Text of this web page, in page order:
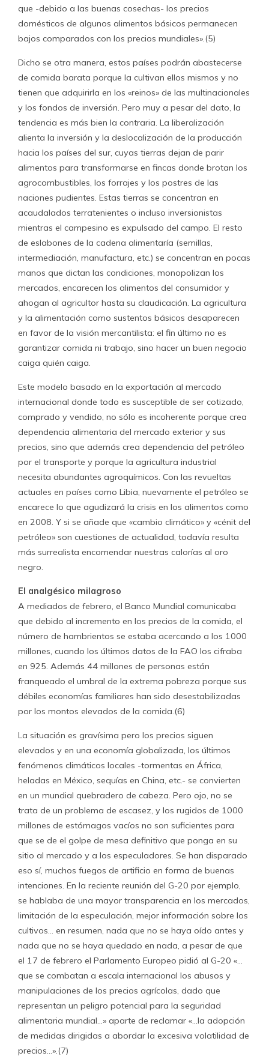
que -debido a las buenas cosechas- los precios
domésticos de algunos alimentos básicos permanecen
bajos comparados con los precios mundiales».(5)
Dicho se otra manera, estos países podrán abastecerse
de comida barata porque la cultivan ellos mismos y no
tienen que adquirirla en los «reinos» de las multinacionales
y los fondos de inversión. Pero muy a pesar del dato, la
tendencia es más bien la contraria. La liberalización
alienta la inversión y la deslocalización de la producción
hacia los países del sur, cuyas tierras dejan de parir
alimentos para transformarse en fincas donde brotan los
agrocombustibles, los forrajes y los postres de las
naciones pudientes. Estas tierras se concentran en
acaudalados terratenientes o incluso inversionistas
mientras el campesino es expulsado del campo. El resto
de eslabones de la cadena alimentaría (semillas,
intermediación, manufactura, etc.) se concentran en pocas
manos que dictan las condiciones, monopolizan los
mercados, encarecen los alimentos del consumidor y
ahogan al agricultor hasta su claudicación. La agricultura
y la alimentación como sustentos básicos desaparecen
en favor de la visión mercantilista: el fin último no es
garantizar comida ni trabajo, sino hacer un buen negocio
caiga quién caiga.
Este modelo basado en la exportación al mercado
internacional donde todo es susceptible de ser cotizado,
comprado y vendido, no sólo es incoherente porque crea
dependencia alimentaria del mercado exterior y sus
precios, sino que además crea dependencia del petróleo
por el transporte y porque la agricultura industrial
necesita abundantes agroquímicos. Con las revueltas
actuales en países como Libia, nuevamente el petróleo se
encarece lo que agudizará la crisis en los alimentos como
en 2008. Y si se añade que «cambio climático» y «cénit del
petróleo» son cuestiones de actualidad, todavía resulta
más surrealista encomendar nuestras calorías al oro
negro.
El analgésico milagroso
A mediados de febrero, el Banco Mundial comunicaba
que debido al incremento en los precios de la comida, el
número de hambrientos se estaba acercando a los 1000
millones, cuando los últimos datos de la FAO los cifraba
en 925. Además 44 millones de personas están
franqueado el umbral de la extrema pobreza porque sus
débiles economías familiares han sido desestabilizadas
por los montos elevados de la comida.(6)
La situación es gravísima pero los precios siguen
elevados y en una economía globalizada, los últimos
fenómenos climáticos locales -tormentas en África,
heladas en México, sequías en China, etc.- se convierten
en un mundial quebradero de cabeza. Pero ojo, no se
trata de un problema de escasez, y los rugidos de 1000
millones de estómagos vacíos no son suficientes para
que se de el golpe de mesa definitivo que ponga en su
sitio al mercado y a los especuladores. Se han disparado
eso sí, muchos fuegos de artificio en forma de buenas
intenciones. En la reciente reunión del G-20 por ejemplo,
se hablaba de una mayor transparencia en los mercados,
limitación de la especulación, mejor información sobre los
cultivos… en resumen, nada que no se haya oído antes y
nada que no se haya quedado en nada, a pesar de que
el 17 de febrero el Parlamento Europeo pidió al G-20 «…
que se combatan a escala internacional los abusos y
manipulaciones de los precios agrícolas, dado que
representan un peligro potencial para la seguridad
alimentaria mundial…» aparte de reclamar «…la adopción
de medidas dirigidas a abordar la excesiva volatilidad de
precios…».(7)